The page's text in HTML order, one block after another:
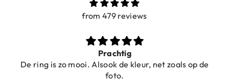
from 479 reviews
Prachtig
De ring is zo mooi. Alsook de kleur, net zoals op de
foto.